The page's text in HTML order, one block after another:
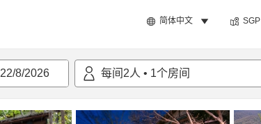
简体中文 SGP
22/8/2026 每间 2人 • 1个房间